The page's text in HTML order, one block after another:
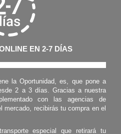
EN 2-7 DÍAS
la Oportunidad, es, que pone a
2 a 3 días. Gracias a nuestra
con las agencias de
mercado, recibirás tu compra en el
especial que retirará tu